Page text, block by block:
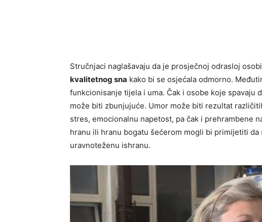
Stručnjaci naglašavaju da je prosječnoj odrasloj
kvalitetnog sna kako bi se osjećala odmorno.
funkcionisanje tijela i uma. Čak i osobe koje spavaju
može biti zbunjujuće. Umor može biti rezultat
stres, emocionalnu napetost, pa čak i prehrambene
hranu ili hranu bogatu šećerom mogli bi primijetiti
uravnoteženu ishranu.